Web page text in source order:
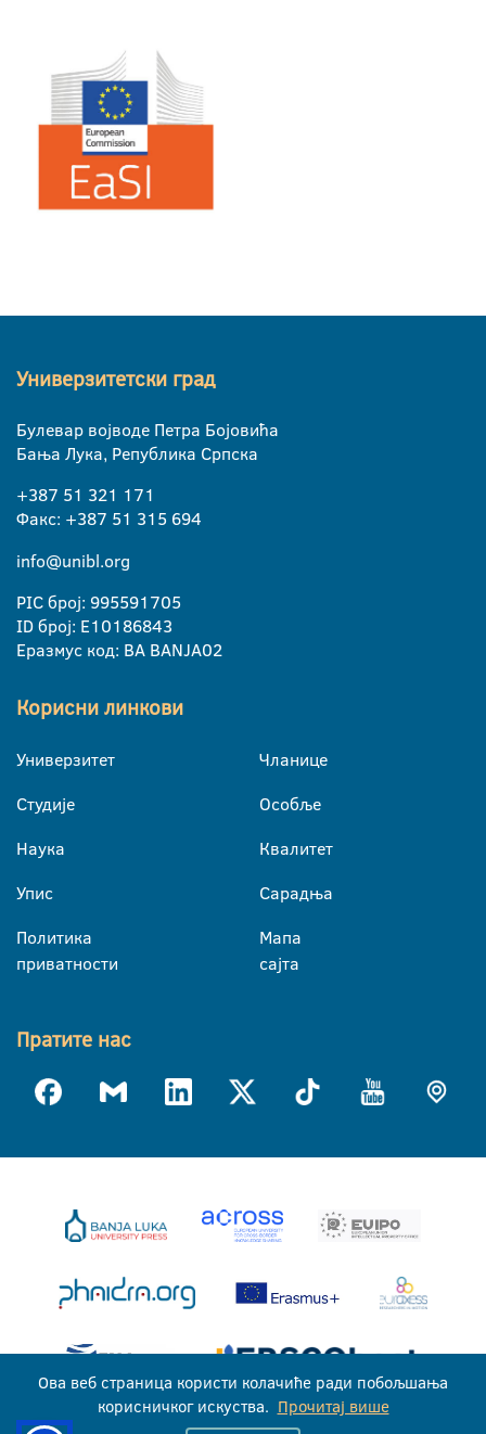
Универзитетски град
Булевар војводе Петра Бојовића
Бања Лука, Република Српска
+387 51 321 171
Факс: +387 51 315 694
info@unibl.org
PIC број: 995591705
ID број: E10186843
Еразмус код: BA BANJA02
Корисни линкови
Универзитет
Студије
Наука
Упис
Политика
приватности
Чланице
Особље
Квалитет
Сарадња
Мапа
сајта
Пратите нас
Ова веб страница користи колачиће ради побољшања
корисничког искуства. Прочитај више